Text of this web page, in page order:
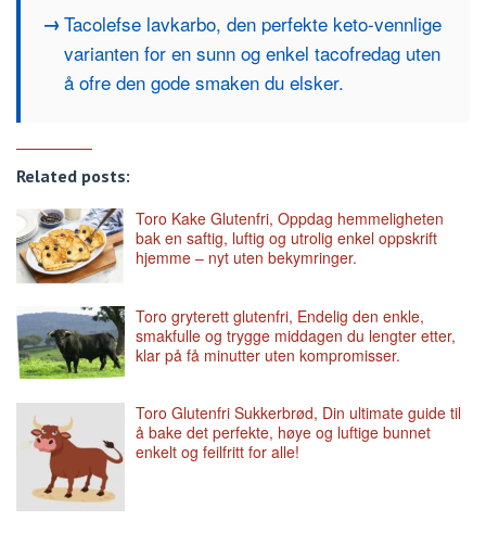
Tacolefse lavkarbo, den perfekte keto-vennlige
varianten for en sunn og enkel tacofredag uten
å ofre den gode smaken du elsker.
Related posts:
Toro Kake Glutenfri, Oppdag hemmeligheten
bak en saftig, luftig og utrolig enkel oppskrift
hjemme – nyt uten bekymringer.
Toro gryterett glutenfri, Endelig den enkle,
smakfulle og trygge middagen du lengter etter,
klar på få minutter uten kompromisser.
Toro Glutenfri Sukkerbrød, Din ultimate guide til
å bake det perfekte, høye og luftige bunnet
enkelt og feilfritt for alle!